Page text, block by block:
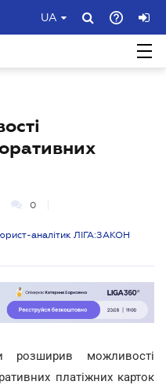
UA
0
аналітик ЛІГА:ЗАКОН
розширив можливості
платіжних карток